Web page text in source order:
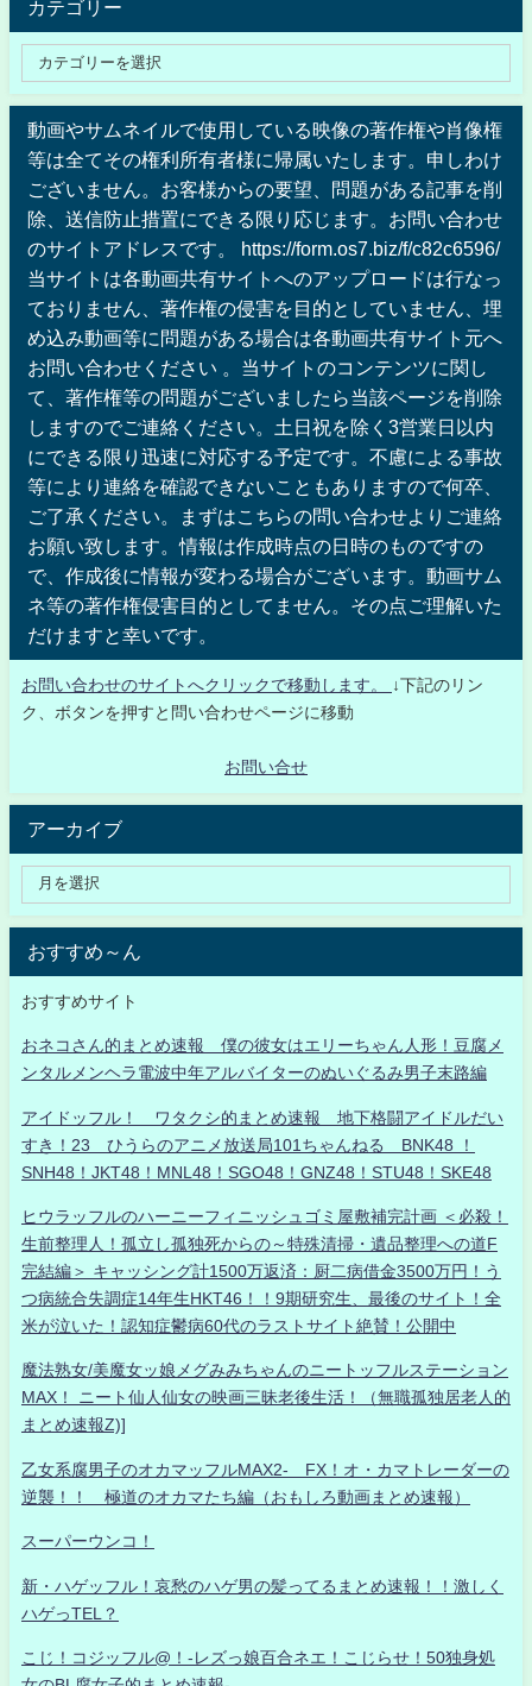
カテゴリー
動画やサムネイルで使用している映像の著作権や肖像権
等は全てその権利所有者様に帰属いたします。申しわけ
ございません。お客様からの要望、問題がある記事を削
除、送信防止措置にできる限り応じます。お問い合わせ
のサイトアドレスです。 https://form.os7.biz/f/c82c6596/
当サイトは各動画共有サイトへのアップロードは行なっ
ておりません、著作権の侵害を目的としていません、埋
め込み動画等に問題がある場合は各動画共有サイト元へ
お問い合わせください 。当サイトのコンテンツに関し
て、著作権等の問題がございましたら当該ページを削除
しますのでご連絡ください。土日祝を除く3営業日以内
にできる限り迅速に対応する予定です。不慮による事故
等により連絡を確認できないこともありますので何卒、
ご了承ください。まずはこちらの問い合わせよりご連絡
お願い致します。情報は作成時点の日時のものですの
で、作成後に情報が変わる場合がございます。動画サム
ネ等の著作権侵害目的としてません。その点ご理解いた
だけますと幸いです。
お問い合わせのサイトへクリックで移動します。
↓下記のリン
ク、ボタンを押すと問い合わせページに移動
お問い合せ
アーカイブ
おすすめ～ん
おすすめサイト
おネコさん的まとめ速報 僕の彼女はエリーちゃん人形！豆腐メ
ンタルメンヘラ電波中年アルバイターのぬいぐるみ男子末路編
アイドッフル！ ワタクシ的まとめ速報 地下格闘アイドルだい
すき！23 ひうらのアニメ放送局101ちゃんねる BNK48 ！
SNH48！JKT48！MNL48！SGO48！GNZ48！STU48！SKE48
ヒウラッフルのハーニーフィニッシュゴミ屋敷補完計画 ＜必殺！
生前整理人！孤立し孤独死からの～特殊清掃・遺品整理への道F
完結編＞ キャッシング計1500万返済：厨二病借金3500万円！う
つ病統合失調症14年生HKT46！！9期研究生、最後のサイト！全
米が泣いた！認知症鬱病60代のラストサイト絶賛！公開中
魔法熟女/美魔女ッ娘メグみみちゃんのニートッフルステーション
MAX！ ニート仙人仙女の映画三昧老後生活！（無職孤独居老人的
まとめ速報Z)]
乙女系腐男子のオカマッフルMAX2- FX！オ・カマトレーダーの
逆襲！！ 極道のオカマたち編（おもしろ動画まとめ速報）
スーパーウンコ！
新・ハゲッフル！哀愁のハゲ男の髪ってるまとめ速報！！激しく
ハゲっTEL？
こじ！コジッフル@！-レズっ娘百合ネエ！こじらせ！50独身処